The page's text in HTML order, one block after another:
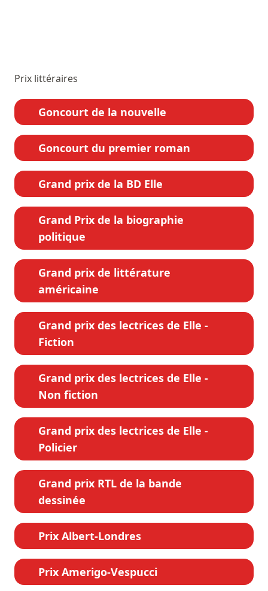
Prix littéraires
Goncourt de la nouvelle
Goncourt du premier roman
Grand prix de la BD Elle
Grand Prix de la biographie
politique
Grand prix de littérature
américaine
Grand prix des lectrices de Elle -
Fiction
Grand prix des lectrices de Elle -
Non fiction
Grand prix des lectrices de Elle -
Policier
Grand prix RTL de la bande
dessinée
Prix Albert-Londres
Prix Amerigo-Vespucci